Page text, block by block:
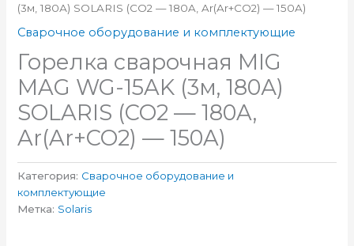
(3м, 180А) SOLARIS (CO2 — 180A, Ar(Ar+CO2) — 150A)
Сварочное оборудование и комплектующие
Горелка сварочная MIG
MAG WG-15AK (3м, 180А)
SOLARIS (CO2 — 180A,
Ar(Ar+CO2) — 150A)
Категория: Сварочное оборудование и
комплектующие
Метка: Solaris